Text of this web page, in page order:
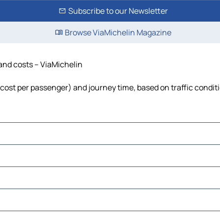
Subscribe to our Newsletter
Browse ViaMichelin Magazine
costs – ViaMichelin
per passenger) and journey time, based on traffic